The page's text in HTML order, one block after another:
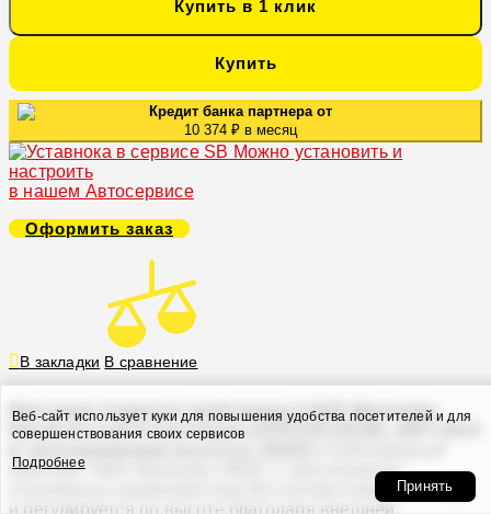
Купить в 1 клик
Купить
Кредит банка партнера от
10 374 ₽ в месяц
Можно установить и
настроить
в нашем Автосервисе
Оформить заказ
В закладки В сравнение
Винтовая подвеска (койловеры) H&R Monotube,
Honda Accord 8 поколение (CP/CS/CU/CW), 2007-2015
комплект H&R Monotube 29022-1 обеспечивает
спортивные характеристики без потери комфорта езды
и регулируется по высоте благодаря внешней
Веб-сайт использует куки для повышения удобства посетителей и для
совершенствования своих сервисов
Подробнее
Принять